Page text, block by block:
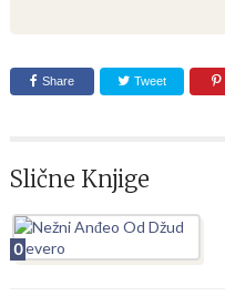
Share Tweet
Slične Knjige
0